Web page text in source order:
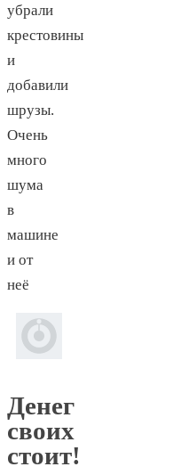
убрали
крестовины
и
добавили
шрузы.
Очень
много
шума
в
машине
и от
неё
Денег
своих
стоит!